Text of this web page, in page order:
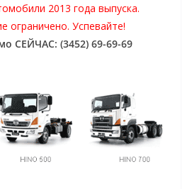
2013 года выпуска.
ограничено. Успевайте!
СЕЙЧАС: (3452) 69-69-69